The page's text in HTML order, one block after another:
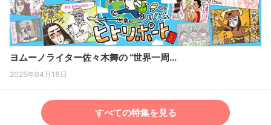
ヨムーノライター佐々木舞の “世界一周...
2025年04月18日
すべての特集を見る